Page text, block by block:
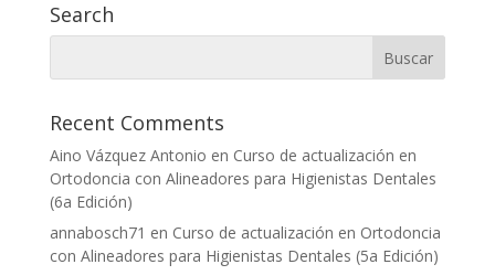
Search
Recent Comments
Aino Vázquez Antonio en Curso de actualización en
Ortodoncia con Alineadores para Higienistas Dentales
(6a Edición)
annabosch71 en Curso de actualización en Ortodoncia
con Alineadores para Higienistas Dentales (5a Edición)